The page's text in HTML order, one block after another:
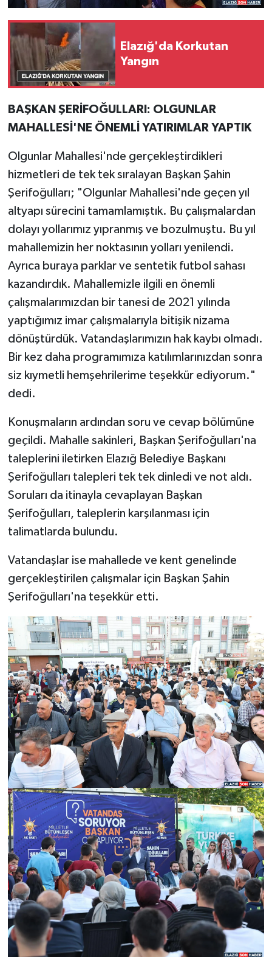
Elazığ'da Korkutan
Yangın
BAŞKAN ŞERİFOĞULLARI: OLGUNLAR
MAHALLESİ'NE ÖNEMLİ YATIRIMLAR YAPTIK
Olgunlar Mahallesi'nde gerçekleştirdikleri
hizmetleri de tek tek sıralayan Başkan Şahin
Şerifoğulları; "Olgunlar Mahallesi'nde geçen yıl
altyapı sürecini tamamlamıştık. Bu çalışmalardan
dolayı yollarımız yıpranmış ve bozulmuştu. Bu yıl
mahallemizin her noktasının yolları yenilendi.
Ayrıca buraya parklar ve sentetik futbol sahası
kazandırdık. Mahallemizle ilgili en önemli
çalışmalarımızdan bir tanesi de 2021 yılında
yaptığımız imar çalışmalarıyla bitişik nizama
dönüştürdük. Vatandaşlarımızın hak kaybı olmadı.
Bir kez daha programımıza katılımlarınızdan sonra
siz kıymetli hemşehrilerime teşekkür ediyorum."
dedi.
Konuşmaların ardından soru ve cevap bölümüne
geçildi. Mahalle sakinleri, Başkan Şerifoğulları'na
taleplerini iletirken Elazığ Belediye Başkanı
Şerifoğulları talepleri tek tek dinledi ve not aldı.
Soruları da itinayla cevaplayan Başkan
Şerifoğulları, taleplerin karşılanması için
talimatlarda bulundu.
Vatandaşlar ise mahallede ve kent genelinde
gerçekleştirilen çalışmalar için Başkan Şahin
Şerifoğulları'na teşekkür etti.